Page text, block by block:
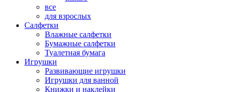
все
для взрослых
Салфетки
Влажные салфетки
Бумажные салфетки
Туалетная бумага
Игрушки
Развивающие игрушки
Игрушки для ванной
Книжки и наклейки